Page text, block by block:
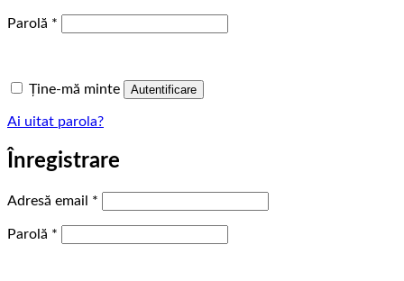
Parolă *
Ține-mă minte Autentificare
Ai uitat parola?
Înregistrare
Adresă email *
Parolă *